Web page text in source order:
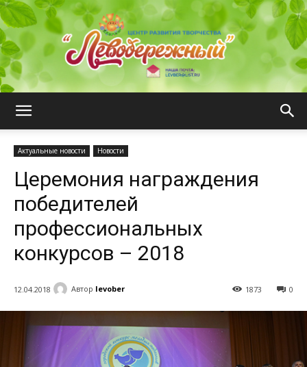
"Левобережный"
Актуальные новости Новости
Церемония награждения
победителей
профессиональных
конкурсов – 2018
12.04.2018 Автор levober 0
1873